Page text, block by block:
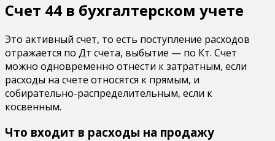
Счет 44 в бухгалтерском учете
Это активный счет, то есть поступление расходов
отражается по Дт счета, выбытие — по Кт. Счет
можно одновременно отнести к затратным, если
расходы на счете относятся к прямым, и
собирательно-распределительным, если к
косвенным.
Что входит в расходы на продажу